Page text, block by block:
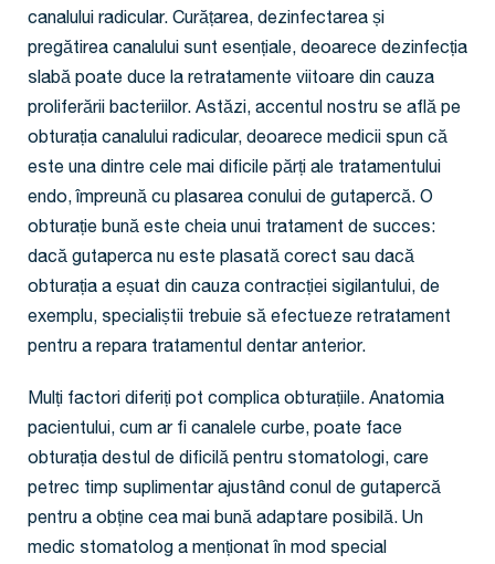
canalului radicular. Curățarea, dezinfectarea și
pregătirea canalului sunt esențiale, deoarece dezinfecția
slabă poate duce la retratamente viitoare din cauza
proliferării bacteriilor. Astăzi, accentul nostru se află pe
obturația canalului radicular, deoarece medicii spun că
este una dintre cele mai dificile părți ale tratamentului
endo, împreună cu plasarea conului de gutapercă. O
obturație bună este cheia unui tratament de succes:
dacă gutaperca nu este plasată corect sau dacă
obturația a eșuat din cauza contracției sigilantului, de
exemplu, specialiștii trebuie să efectueze retratament
pentru a repara tratamentul dentar anterior.
Mulți factori diferiți pot complica obturațiile. Anatomia
pacientului, cum ar fi canalele curbe, poate face
obturația destul de dificilă pentru stomatologi, care
petrec timp suplimentar ajustând conul de gutapercă
pentru a obține cea mai bună adaptare posibilă. Un
medic stomatolog a menționat în mod special